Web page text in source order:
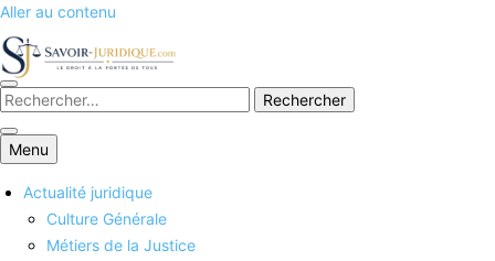
Aller au contenu
Savoirs juridiques
Menu
Actualité juridique
Culture Générale
Métiers de la Justice